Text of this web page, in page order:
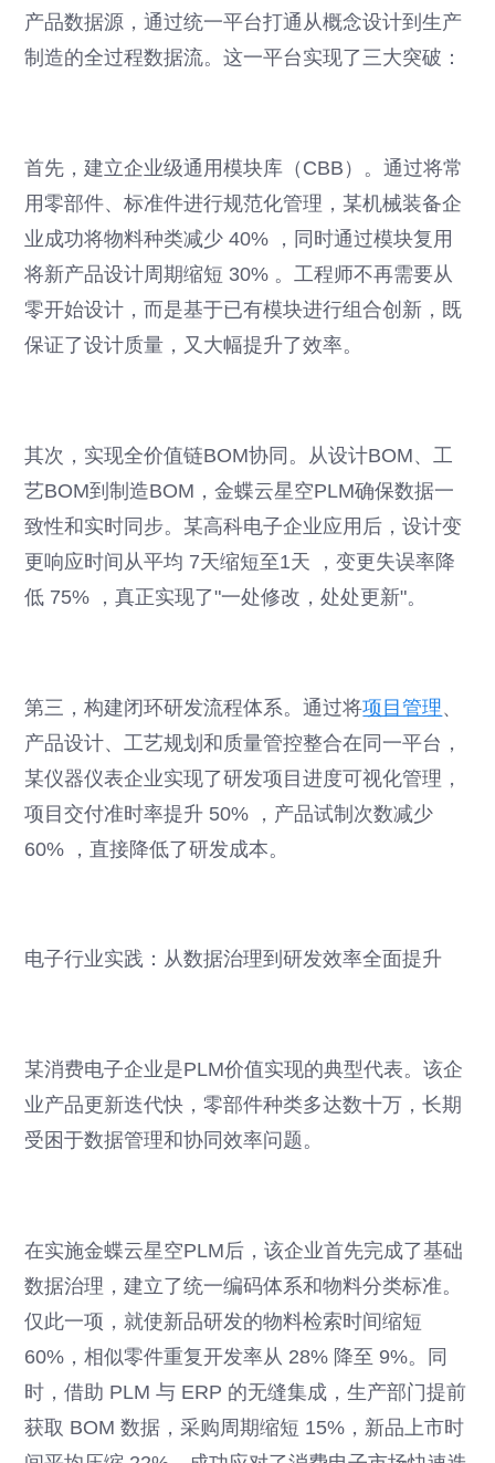
产品数据源，通过统一平台打通从概念设计到生产
制造的全过程数据流。这一平台实现了三大突破：
首先，建立企业级通用模块库（CBB）。通过将常
用零部件、标准件进行规范化管理，某机械装备企
业成功将物料种类减少 40% ，同时通过模块复用
将新产品设计周期缩短 30% 。工程师不再需要从
零开始设计，而是基于已有模块进行组合创新，既
保证了设计质量，又大幅提升了效率。
其次，实现全价值链BOM协同。从设计BOM、工
艺BOM到制造BOM，金蝶云星空PLM确保数据一
致性和实时同步。某高科电子企业应用后，设计变
更响应时间从平均 7天缩短至1天 ，变更失误率降
低 75% ，真正实现了"一处修改，处处更新"。
第三，构建闭环研发流程体系。通过将项目管理、
产品设计、工艺规划和质量管控整合在同一平台，
某仪器仪表企业实现了研发项目进度可视化管理，
项目交付准时率提升 50% ，产品试制次数减少
60% ，直接降低了研发成本。
电子行业实践：从数据治理到研发效率全面提升
某消费电子企业是PLM价值实现的典型代表。该企
业产品更新迭代快，零部件种类多达数十万，长期
受困于数据管理和协同效率问题。
在实施金蝶云星空PLM后，该企业首先完成了基础
数据治理，建立了统一编码体系和物料分类标准。
仅此一项，就使新品研发的物料检索时间缩短
60%，相似零件重复开发率从 28% 降至 9%。同
时，借助 PLM 与 ERP 的无缝集成，生产部门提前
获取 BOM 数据，采购周期缩短 15%，新品上市时